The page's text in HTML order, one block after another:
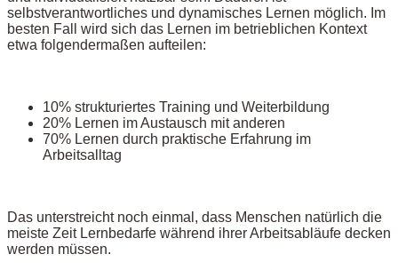
selbstverantwortliches und dynamisches Lernen möglich. Im
besten Fall wird sich das Lernen im betrieblichen Kontext
etwa folgendermaßen aufteilen:
10% strukturiertes Training und Weiterbildung
20% Lernen im Austausch mit anderen
70% Lernen durch praktische Erfahrung im
Arbeitsalltag
Das unterstreicht noch einmal, dass Menschen natürlich die
meiste Zeit Lernbedarfe während ihrer Arbeitsabläufe decken
werden müssen.